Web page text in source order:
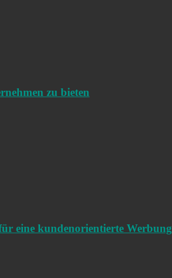
zu bieten
eine kundenorientierte Werbung